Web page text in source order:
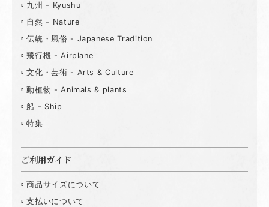
九州 - Kyushu
自然 - Nature
伝統・風俗 - Japanese Tradition
飛行機 - Airplane
文化・芸術 - Arts & Culture
動植物 - Animals & plants
船 - Ship
特集
ご利用ガイド
商品サイズについて
支払いについて